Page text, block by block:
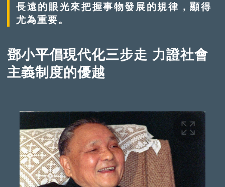
長遠的眼光來把握事物發展的規律，顯得
尤為重要。
鄧小平倡現代化三步走 力證社會
主義制度的優越